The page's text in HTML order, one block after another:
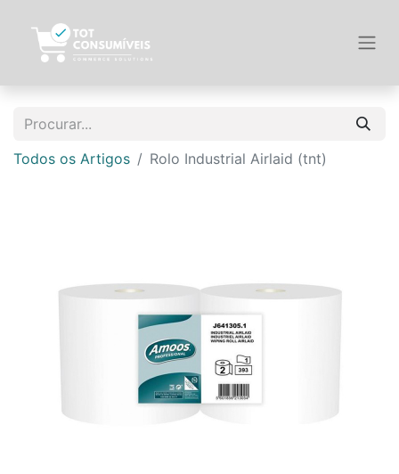
Todos os Artigos Rolo Industrial Airlaid (tnt)